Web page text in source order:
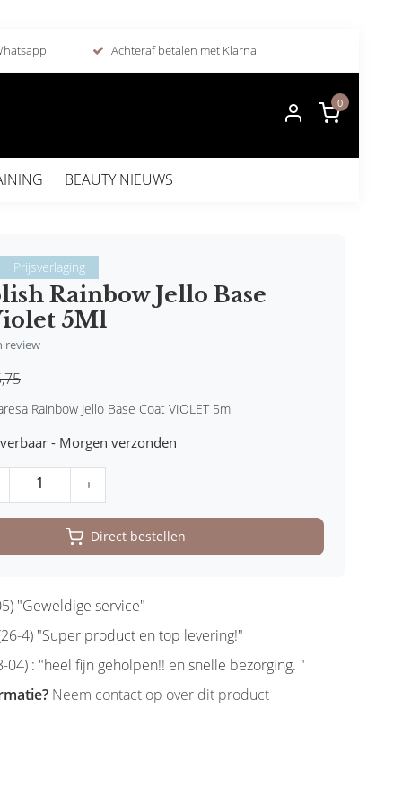
Achteraf betalen met Klarna
0
BEAUTY NIEUWS
Prijsverlaging
Rainbow Jello Base
5Ml
review
Rainbow Jello Base Coat VIOLET 5ml
- Morgen verzonden
+
Direct bestellen
"Geweldige service"
4) "Super product en top levering!"
04) : "heel fijn geholpen!! en snelle bezorging. "
Neem contact op over dit product